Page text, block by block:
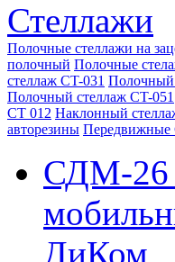
Стеллажи
Полочные стеллажи на
полочный Полочные
стеллаж CT-031 Полочный
Полочный стеллаж CT-051
СТ 012 Наклонный
авторезины Передвижные
СДМ-26
ДиКом